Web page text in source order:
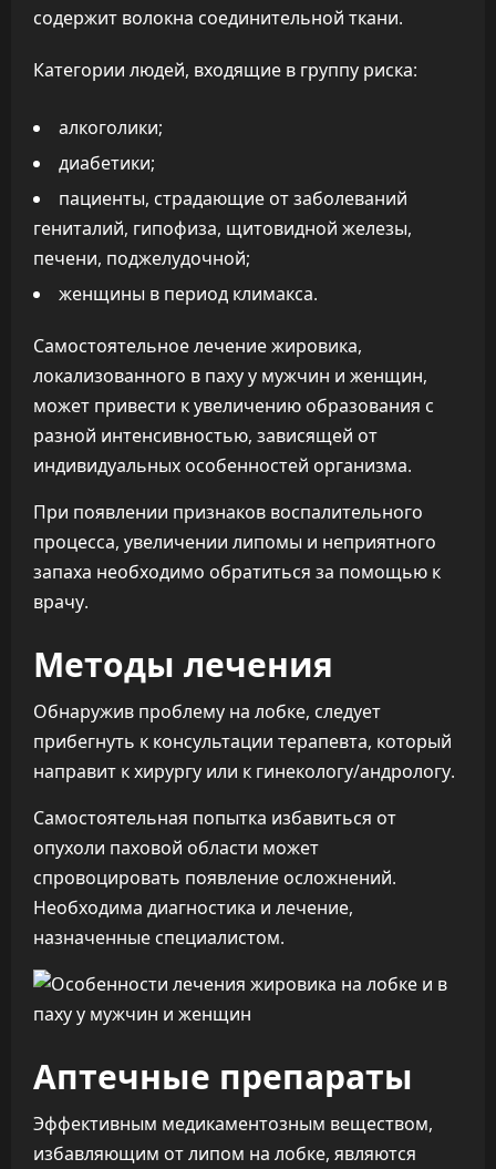
содержит волокна соединительной ткани.
Категории людей, входящие в группу риска:
алкоголики;
диабетики;
пациенты, страдающие от заболеваний
гениталий, гипофиза, щитовидной железы,
печени, поджелудочной;
женщины в период климакса.
Самостоятельное лечение жировика,
локализованного в паху у мужчин и женщин,
может привести к увеличению образования с
разной интенсивностью, зависящей от
индивидуальных особенностей организма.
При появлении признаков воспалительного
процесса, увеличении липомы и неприятного
запаха необходимо обратиться за помощью к
врачу.
Методы лечения
Обнаружив проблему на лобке, следует
прибегнуть к консультации терапевта, который
направит к хирургу или к гинекологу/андрологу.
Самостоятельная попытка избавиться от
опухоли паховой области может
спровоцировать появление осложнений.
Необходима диагностика и лечение,
назначенные специалистом.
Аптечные препараты
Эффективным медикаментозным веществом,
избавляющим от липом на лобке, являются